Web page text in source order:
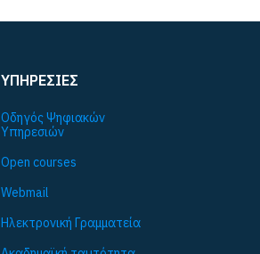
ΥΠΗΡΕΣΙΕΣ
Οδηγός Ψηφιακών
Υπηρεσιών
Open courses
Webmail
Ηλεκτρονική Γραμματεία